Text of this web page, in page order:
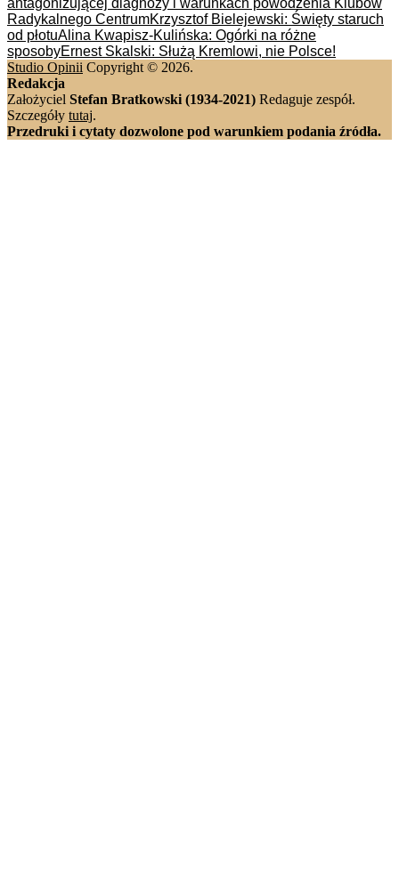
antagonizującej diagnozy i warunkach powodzenia Klubów
Radykalnego CentrumKrzysztof Bielejewski: Święty staruch
od płotuAlina Kwapisz-Kulińska: Ogórki na różne
sposobyErnest Skalski: Służą Kremlowi, nie Polsce!
Studio Opinii Copyright © 2026.
Redakcja
Założyciel Stefan Bratkowski (1934-2021) Redaguje zespół.
Szczegóły tutaj.
Przedruki i cytaty dozwolone pod warunkiem podania źródła.